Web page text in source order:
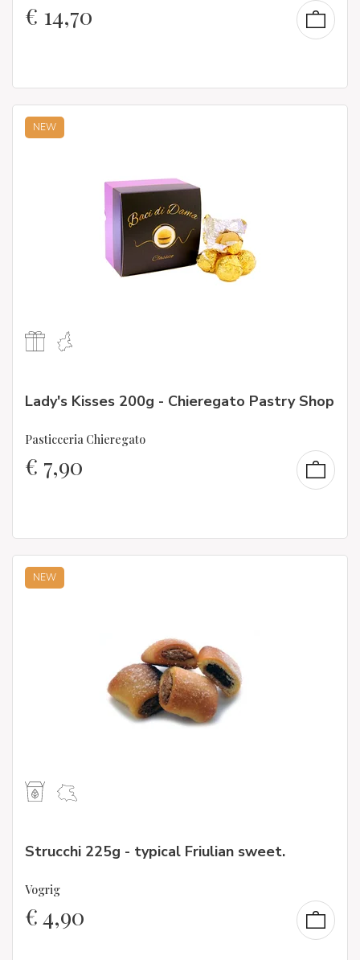
€ 14,70
NEW
Lady's Kisses 200g - Chieregato Pastry Shop
Pasticceria Chieregato
€ 7,90
NEW
Strucchi 225g - typical Friulian sweet.
Vogrig
€4,90